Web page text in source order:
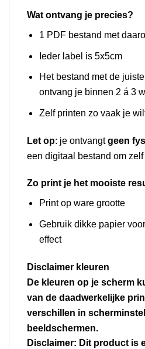
Wat ontvang je precies?
1 PDF bestand met
Ieder label is 5x5cm
Het bestand met de
ontvang je binnen 2 á 3
Zelf printen zo vaak je
Let op: je ontvangtgeen
een digitaal bestand om zelf
Zo print je het mooiste
Print op ware grootte
Gebruik dikke papier
effect
Disclaimer kleuren
De kleuren op je scherm
van de daadwerkelijke
verschillen in
beeldschermen.
Disclaimer: Dit product is